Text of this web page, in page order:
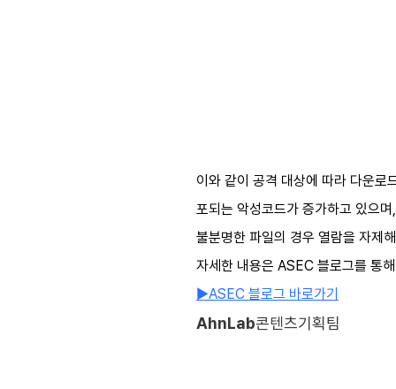
이와 같이 공격 대상에 따라 다운로
포되는 악성코드가 증가하고 있으며
불분명한 파일의 경우 열람을 자제
자세한 내용은 ASEC 블로그를 통
▶ASEC 블로그 바로가기
AhnLab콘텐츠기획팀